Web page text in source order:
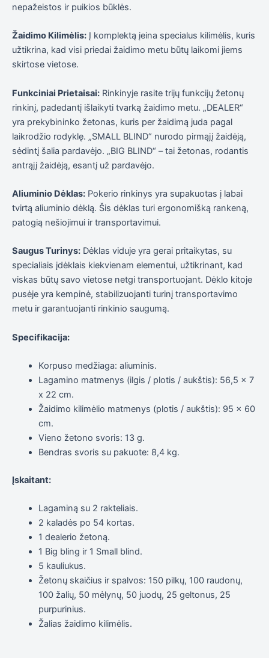
nepažeistos ir puikios būklės.
Žaidimo Kilimėlis: Į komplektą įeina specialus kilimėlis, kuris
užtikrina, kad visi priedai žaidimo metu būtų laikomi jiems
skirtose vietose.
Funkciniai Prietaisai: Rinkinyje rasite trijų funkcijų žetonų
rinkinį, padedantį išlaikyti tvarką žaidimo metu. „DEALER“
yra prekybininko žetonas, kuris per žaidimą juda pagal
laikrodžio rodyklę. „SMALL BLIND“ nurodo pirmąjį žaidėją,
sėdintį šalia pardavėjo. „BIG BLIND“ – tai žetonas, rodantis
antrąjį žaidėją, esantį už pardavėjo.
Aliuminio Dėklas: Pokerio rinkinys yra supakuotas į labai
tvirtą aliuminio dėklą. Šis dėklas turi ergonomišką rankeną,
patogią nešiojimui ir transportavimui.
Saugus Turinys: Dėklas viduje yra gerai pritaikytas, su
specialiais įdėklais kiekvienam elementui, užtikrinant, kad
viskas būtų savo vietose netgi transportuojant. Dėklo kitoje
pusėje yra kempinė, stabilizuojanti turinį transportavimo
metu ir garantuojanti rinkinio saugumą.
Specifikacija:
Korpuso medžiaga: aliuminis.
Lagamino matmenys (ilgis / plotis / aukštis): 56,5 x 7
x 22 cm.
Žaidimo kilimėlio matmenys (plotis / aukštis): 95 x 60
cm.
Vieno žetono svoris: 13 g.
Bendras svoris su pakuote: 8,4 kg.
Įskaitant:
Lagaminą su 2 rakteliais.
2 kaladės po 54 kortas.
1 dealerio žetoną.
1 Big bling ir 1 Small blind.
5 kauliukus.
Žetonų skaičius ir spalvos: 150 pilkų, 100 raudonų,
100 žalių, 50 mėlynų, 50 juodų, 25 geltonus, 25
purpurinius.
Žalias žaidimo kilimėlis.
išnyks.
Dalindamiesi
savo
pomėgiais ir
elgesiu, kai
lankotės
svetainėje,
suasmenintą
turinį ir
pasiūlymus.